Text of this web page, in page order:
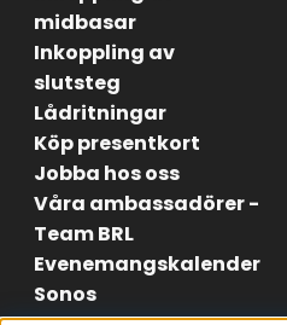
midbasar
Inkoppling av
slutsteg
Lådritningar
Köp presentkort
Jobba hos oss
Våra ambassadörer -
Team BRL
Evenemangskalender
Sonos